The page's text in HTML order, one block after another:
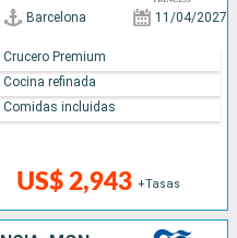
Barcelona 11/04/2027
US$ 2,943 +Tasas
Crucero Premium
Cocina refinada
Comidas incluidas